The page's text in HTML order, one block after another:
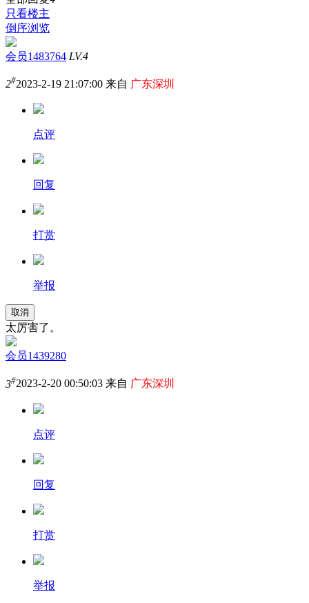
只看楼主
倒序浏览
会员1483764 LV.4
2#2023-2-19 21:07:00 来自 广东深圳
点评
回复
打赏
举报
取消
太厉害了。
会员1439280
3#2023-2-20 00:50:03 来自 广东深圳
点评
回复
打赏
举报